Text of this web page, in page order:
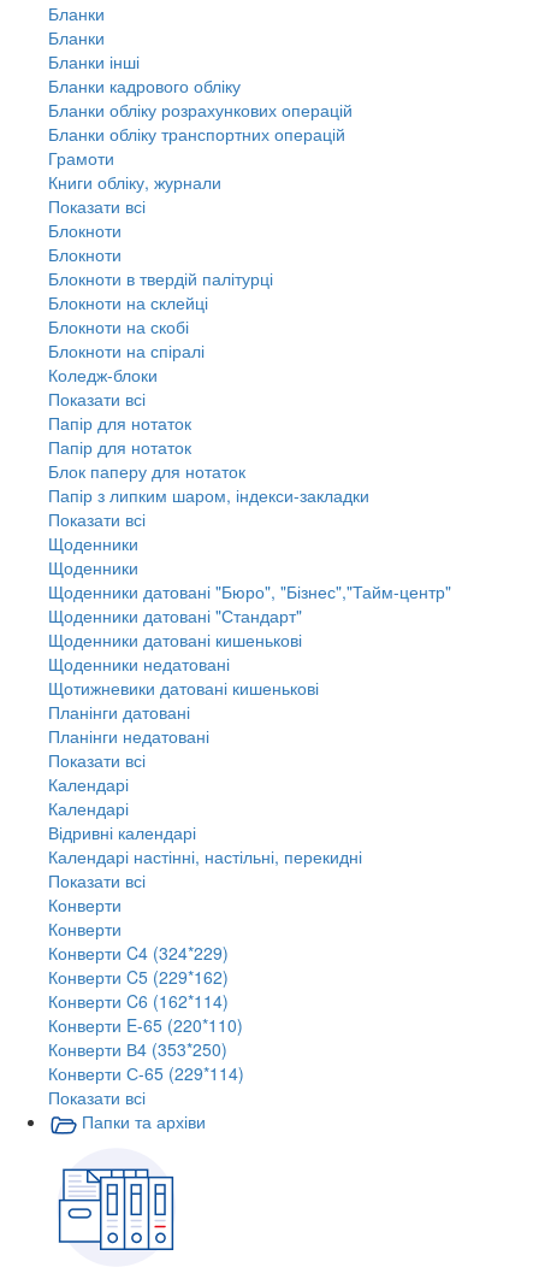
Бланки
Бланки
Бланки інші
Бланки кадрового обліку
Бланки обліку розрахункових операцій
Бланки обліку транспортних операцій
Грамоти
Книги обліку, журнали
Показати всі
Блокноти
Блокноти
Блокноти в твердій палітурці
Блокноти на склейці
Блокноти на скобі
Блокноти на спіралі
Коледж-блоки
Показати всі
Папір для нотаток
Папір для нотаток
Блок паперу для нотаток
Папір з липким шаром, індекси-закладки
Показати всі
Щоденники
Щоденники
Щоденники датовані "Бюро", "Бізнес","Тайм-центр"
Щоденники датовані "Стандарт"
Щоденники датовані кишенькові
Щоденники недатовані
Щотижневики датовані кишенькові
Планінги датовані
Планінги недатовані
Показати всі
Календарі
Календарі
Відривні календарі
Календарі настінні, настільні, перекидні
Показати всі
Конверти
Конверти
Конверти C4 (324*229)
Конверти C5 (229*162)
Конверти C6 (162*114)
Конверти E-65 (220*110)
Конверти В4 (353*250)
Конверти С-65 (229*114)
Показати всі
Папки та архіви